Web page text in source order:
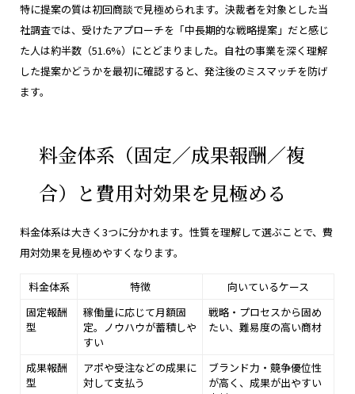
特に提案の質は初回商談で見極められます。決裁者を対象とした当
社調査では、受けたアプローチを「中長期的な戦略提案」だと感じ
た人は約半数（51.6%）にとどまりました。自社の事業を深く理解
した提案かどうかを最初に確認すると、発注後のミスマッチを防げ
ます。
料金体系（固定／成果報酬／複
合）と費用対効果を見極める
料金体系は大きく3つに分かれます。性質を理解して選ぶことで、費
用対効果を見極めやすくなります。
料金体系 特徴
向いているケース
固定報酬
型
稼働量に応じて月額固
定。ノウハウが蓄積しや
すい
戦略・プロセスから固め
たい、難易度の高い商材
成果報酬
型
アポや受注などの成果に
対して支払う
ブランド力・競争優位性
が高く、成果が出やすい